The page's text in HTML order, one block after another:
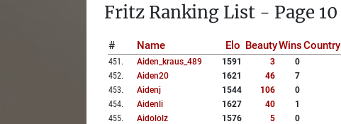
Fritz Ranking List - Page 10
# Name Elo BeautyWinsCountry
451 . Aiden_kraus_489 1591 3
0
452. Aiden20 1621 46
7
453. Aidenj 1544 106
0
454. Aidenli 1627 40
1
455. Aidololz 1576 5
0